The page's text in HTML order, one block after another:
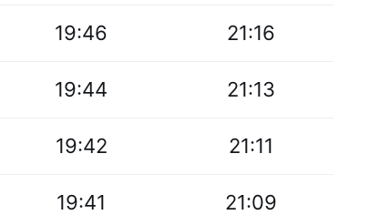
19:46 21:16
19:44 21:13
19:42 21:11
19:41 21:09